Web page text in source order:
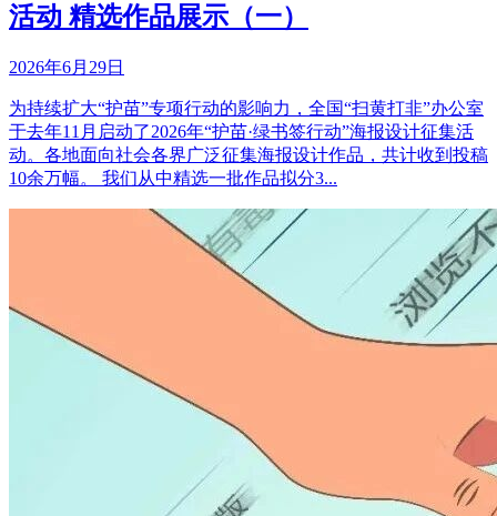
活动 精选作品展示（一）
2026年6月29日
为持续扩大“护苗”专项行动的影响力，全国“扫黄打非”办公室
于去年11月启动了2026年“护苗·绿书签行动”海报设计征集活
动。各地面向社会各界广泛征集海报设计作品，共计收到投稿
10余万幅。 我们从中精选一批作品拟分3...